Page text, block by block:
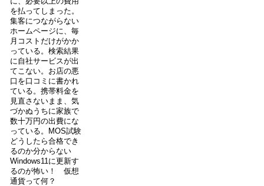
を払ってしまった。
集客につながらない
ホームページに、毎
月コストだけがかか
っている。検索結果
に自社サービスが出
てこない。お店の悪
口を口コミに書かれ
ている。携帯料金を
見直さないまま、気
づかぬうちに家族で
数十万円の出費にな
っている。MOS試験
どうしたら合格でき
るのか分からない
Windows11に更新す
るのが怖い！ 仮想
通貨って何？